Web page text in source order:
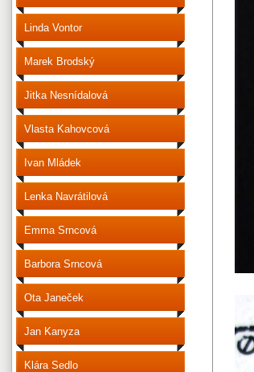
Linda Vontor
Marek Brodský
Jitka Nesnídalová
Vlasta Kahovcová
Ivan Mládek
Lenka Navrátilová
Emma Srncová
Barbora Srncová
Ota Janeček
Jan Kanyza
Klára Sedlo